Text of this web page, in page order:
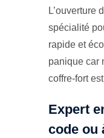
L’ouverture
spécialité
rapide et
panique car
coffre-fort
Expert
code ou